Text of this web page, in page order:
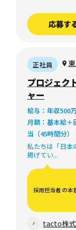
応募す
正社員
号
601
ー
プロジェク
ャー
給与：年収500
月額：基本給＋
当（45時間分
キル等を考慮し
より決定 ※45時
間外労働につ
は追加で支給
私たちは「日本
掲げてい...
採用担当者 の本
tacto株